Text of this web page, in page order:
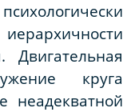
Двигательная
круга